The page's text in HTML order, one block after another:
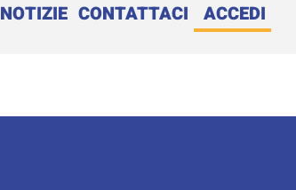
NOTIZIE CONTATTACI ACCEDI